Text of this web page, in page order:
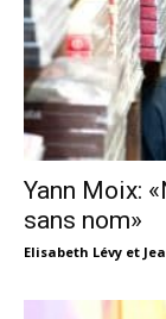
Yann Moix:
sans nom»
Elisabeth Lévy et